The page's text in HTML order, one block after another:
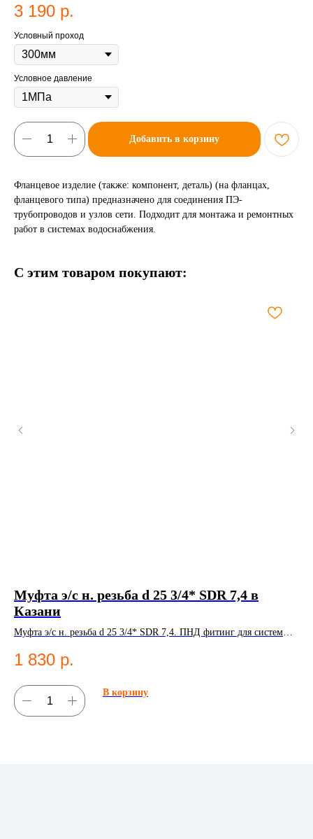
3 190 р.
Условный проход
Условное давление
Добавить в корзину
Фланцевое изделие (также: компонент, деталь) (на фланцах,
фланцевого типа) предназначено для соединения ПЭ-
трубопроводов и узлов сети. Подходит для монтажа и ремонтных
работ в системах водоснабжения.
С этим товаром покупают:
Муфта э/с н. резьба d 25 3/4* SDR 7,4 в
Казани
Муфта э/с н. резьба d 25 3/4* SDR 7,4. ПНД фитинг для систем
1 830 р.
В корзину